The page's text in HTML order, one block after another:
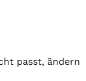
passt, ändern